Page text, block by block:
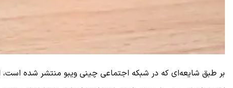
بر طبق شایعه‌ای که در شبکه اجتماعی چینی ویبو منتشر شده است،